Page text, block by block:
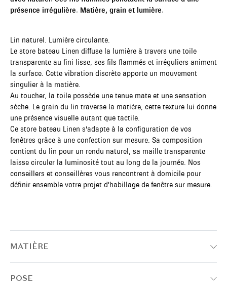
présence irrégulière. Matière, grain et lumière.
Lin naturel. Lumière circulante.
Le store bateau Linen diffuse la lumière à travers une toile
transparente au fini lisse, ses fils flammés et irréguliers animent
la surface. Cette vibration discrète apporte un mouvement
singulier à la matière.
Au toucher, la toile possède une tenue mate et une sensation
sèche. Le grain du lin traverse la matière, cette texture lui donne
une présence visuelle autant que tactile.
Ce store bateau Linen s'adapte à la configuration de vos
fenêtres grâce à une confection sur mesure. Sa composition
contient du lin pour un rendu naturel, sa maille transparente
laisse circuler la luminosité tout au long de la journée. Nos
conseillers et conseillères vous rencontrent à domicile pour
définir ensemble votre projet d'habillage de fenêtre sur mesure.
MATIÈRE
POSE